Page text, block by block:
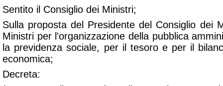
Sentito il Consiglio dei Ministri;
Sulla proposta del Presidente del Consiglio dei
Ministri per l'organizzazione della pubblica
la previdenza sociale, per il tesoro e per il
economica;
Decreta: